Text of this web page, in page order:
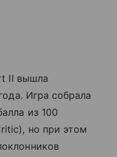
II вышла
Игра собрала
из 100
но при этом